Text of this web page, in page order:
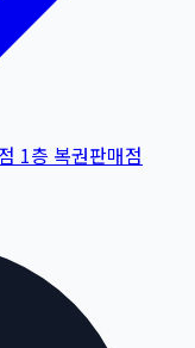
1층 복권판매점